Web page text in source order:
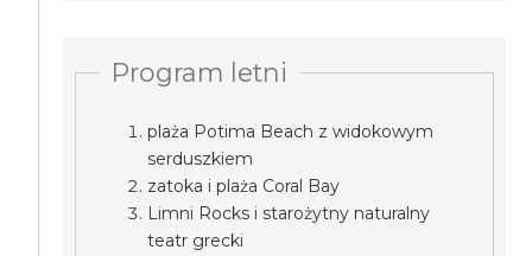
Program letni
plaża Potima Beach z widokowym
serduszkiem
zatoka i plaża Coral Bay
Limni Rocks i starożytny naturalny
teatr grecki